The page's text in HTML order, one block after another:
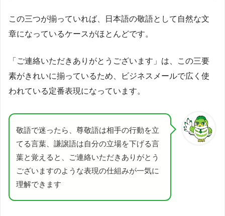
この三つが揃っていれば、日本語の敬語として自然な文
章になっているケースがほとんどです。
「ご連絡いただきありがとうございます」は、この三要
素がきれいに揃っているため、ビジネスメールで広く使
われている定番表現になっています。
敬語で迷ったら、尊敬語は相手の行動を立
てる言葉、謙譲語は自分の立場を下げる言
葉と覚えると、ご連絡いただきありがとう
ございますのような表現の仕組みが一気に
理解できます